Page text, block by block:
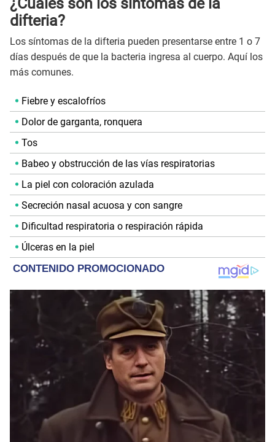
difteria?
Los síntomas de la difteria pueden presentarse entre 1 o 7
días después de que la bacteria ingresa al cuerpo. Aquí los
más comunes.
Fiebre y escalofríos
Dolor de garganta, ronquera
Tos
Babeo y obstrucción de las vías respiratorias
La piel con coloración azulada
Secreción nasal acuosa y con sangre
Dificultad respiratoria o respiración rápida
Úlceras en la piel